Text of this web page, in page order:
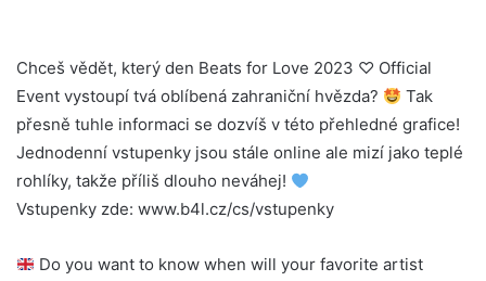
Chceš vědět, který den Beats for Love 2023 ♡ Official
Event vystoupí tvá oblíbená zahraniční hvězda?
Tak
přesně tuhle informaci se dozvíš v této přehledné grafice!
Jednodenní vstupenky jsou stále online ale mizí jako teplé
rohlíky, takže příliš dlouho neváhej!
Vstupenky zde: www.b4l.cz/cs/vstupenky
Do you want to know when will your favorite artist